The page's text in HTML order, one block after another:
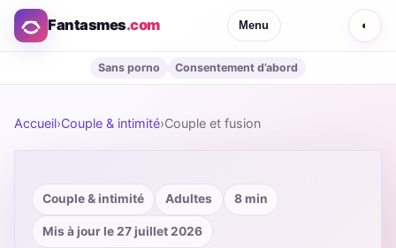
Fantasmes.com Menu ◐
Sans porno Consentement d’abord
Accueil›Couple & intimité›Couple et fusion
Couple & intimité Adultes 8 min
Mis à jour le 27 juillet 2026